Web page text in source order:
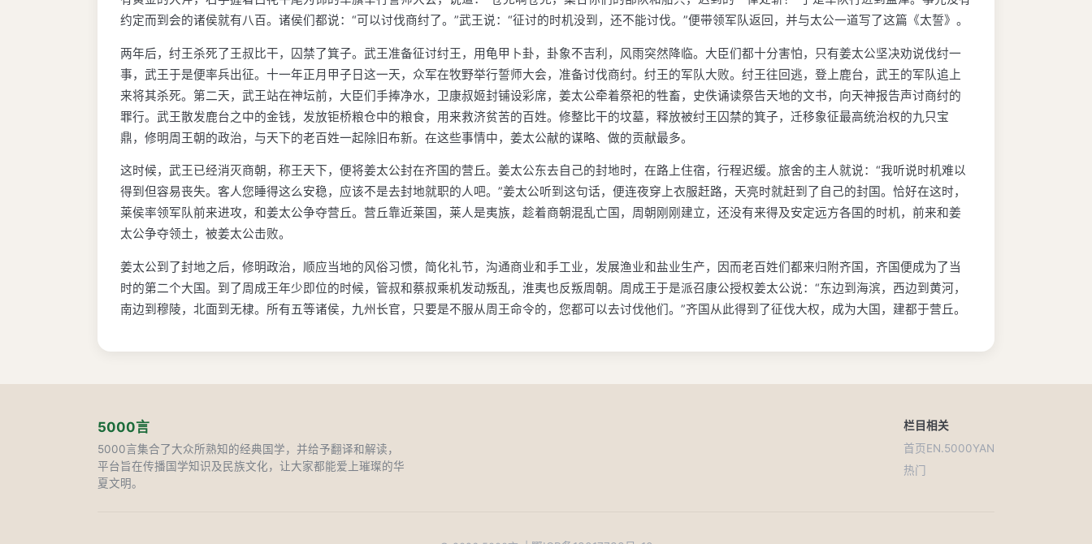
约定而到会的诸侯就有八百。诸侯们都说：“可以讨伐商纣了。”武王说：“征讨的时机没到，还不能讨伐。”便带领军队返回，并与太公一道写了这篇《太誓》。
两年后，纣王杀死了王叔比干，囚禁了箕子。武王准备征讨纣王，用龟甲卜卦，卦象不吉利，风雨突然降临。大臣们都十分害怕，只有姜太公坚决劝说伐纣一
事，武王于是便率兵出征。十一年正月甲子日这一天，众军在牧野举行誓师大会，准备讨伐商纣。纣王的军队大败。纣王往回逃，登上鹿台，武王的军队追上
来将其杀死。第二天，武王站在神坛前，大臣们手捧净水，卫康叔姬封铺设彩席，姜太公牵着祭祀的牲畜，史佚诵读祭告天地的文书，向天神报告声讨商纣的
罪行。武王散发鹿台之中的金钱，发放钜桥粮仓中的粮食，用来救济贫苦的百姓。修整比干的坟墓，释放被纣王囚禁的箕子，迁移象征最高统治权的九只宝
鼎，修明周王朝的政治，与天下的老百姓一起除旧布新。在这些事情中，姜太公献的谋略、做的贡献最多。
这时候，武王已经消灭商朝，称王天下，便将姜太公封在齐国的营丘。姜太公东去自己的封地时，在路上住宿，行程迟缓。旅舍的主人就说：“我听说时机难以
得到但容易丧失。客人您睡得这么安稳，应该不是去封地就职的人吧。”姜太公听到这句话，便连夜穿上衣服赶路，天亮时就赶到了自己的封国。恰好在这时，
莱侯率领军队前来进攻，和姜太公争夺营丘。营丘靠近莱国，莱人是夷族，趁着商朝混乱亡国，周朝刚刚建立，还没有来得及安定远方各国的时机，前来和姜
太公争夺领土，被姜太公击败。
姜太公到了封地之后，修明政治，顺应当地的风俗习惯，简化礼节，沟通商业和手工业，发展渔业和盐业生产，因而老百姓们都来归附齐国，齐国便成为了当
时的第二个大国。到了周成王年少即位的时候，管叔和蔡叔乘机发动叛乱，淮夷也反叛周朝。周成王于是派召康公授权姜太公说：“东边到海滨，西边到黄河，
南边到穆陵，北面到无棣。所有五等诸侯，九州长官，只要是不服从周王命令的，您都可以去讨伐他们。”齐国从此得到了征伐大权，成为大国，建都于营丘。
5000言
5000言集合了大众所熟知的经典国学，并给予翻译和解读，
平台旨在传播国学知识及民族文化，让大家都能爱上璀璨的华
夏文明。
栏目
首页
热门
相关
EN.5000YAN